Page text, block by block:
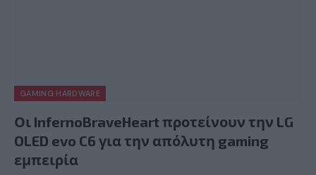
GAMING HARDWARE
Οι InfernoBraveHeart προτείνουν την LG
OLED evo C6 για την απόλυτη gaming
εμπειρία